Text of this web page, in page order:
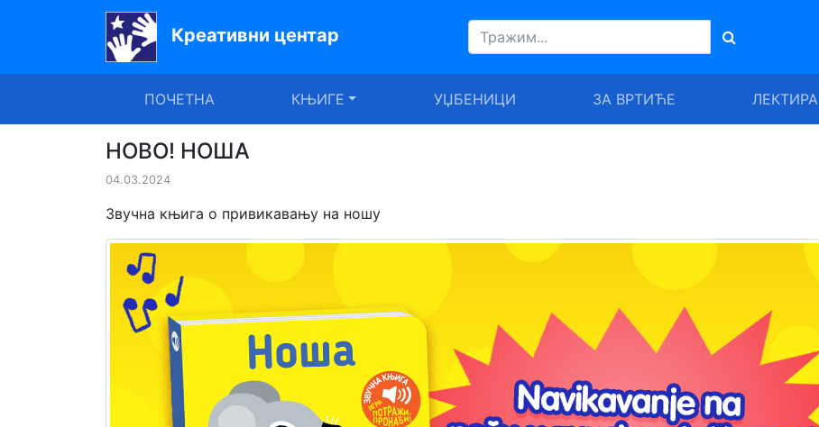
Креативни центар
ПОЧЕТНА КЊИГЕ УЏБЕНИЦИ ЗА ВРТИЋЕ ЛЕКТИРА
Почетна
УџбенициНОВО! НОША
04.03.2024
Звучна књига о привикавању на ношу